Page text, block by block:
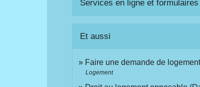
Services en ligne et formulaires
Et aussi
Faire une demande de
Logement